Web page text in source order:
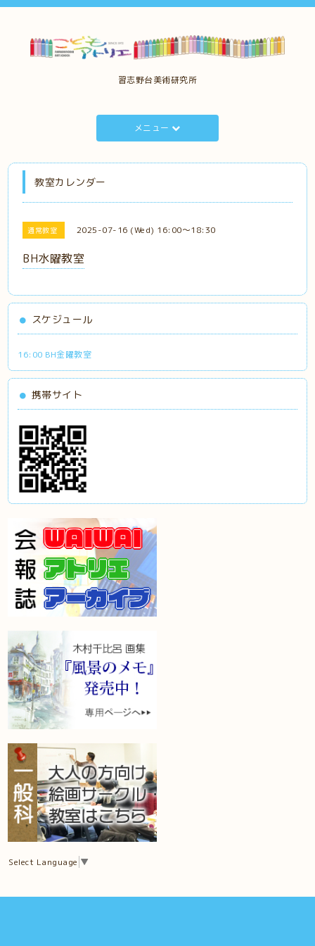
習志野台美術研究所
メニュー
教室カレンダー
通常教室 2025-07-16 (Wed) 16:00～18:30
BH水曜教室
スケジュール
16:00 BH金曜教室
携帯サイト
Select Language ▼